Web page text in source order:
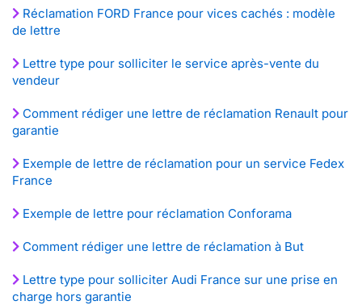
Réclamation FORD France pour vices cachés : modèle
de lettre
Lettre type pour solliciter le service après-vente du
vendeur
Comment rédiger une lettre de réclamation Renault pour
garantie
Exemple de lettre de réclamation pour un service Fedex
France
Exemple de lettre pour réclamation Conforama
Comment rédiger une lettre de réclamation à But
Lettre type pour solliciter Audi France sur une prise en
charge hors garantie